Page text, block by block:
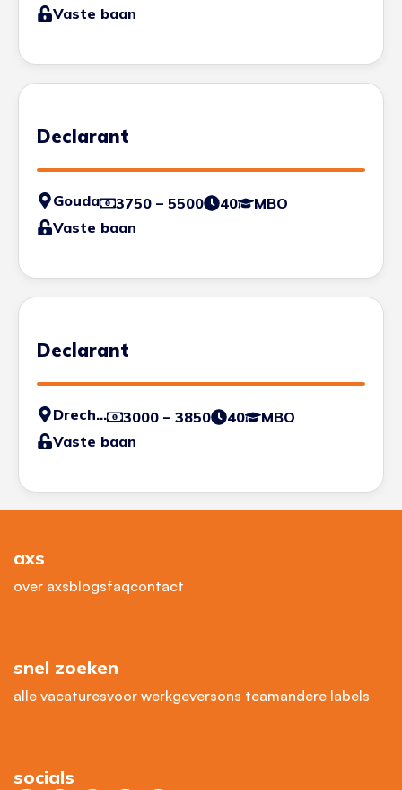
Vaste baan
Declarant
Gouda 3750 – 5500 40
MBO
Vaste baan
Declarant
Drechtsteden 3000 – 3850 40
MBO
Vaste baan
axs
over axsblogsfaqcontact
snel zoeken
alle vacaturesvoor werkgeversons teamandere labels
socials